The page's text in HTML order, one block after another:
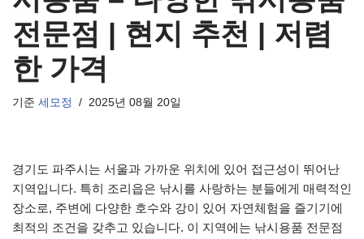
기
전문점 | 현지 추천 | 저렴
한 가격
기준 세모정 2025년 08월 20일
경기도 파주시는 서울과 가까운 위치에 있어 접근성이 뛰어난
지역입니다. 특히 조리읍은 낚시를 사랑하는 분들에게 매력적인
장소로, 주변에 다양한 호수와 강이 있어 자연체험을 즐기기에
최적의 조건을 갖추고 있습니다. 이 지역에는 낚시용품 전문점